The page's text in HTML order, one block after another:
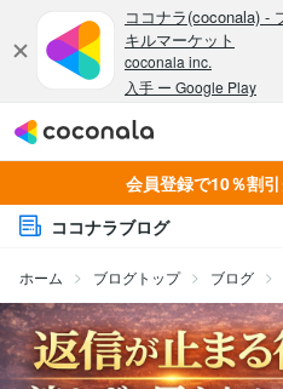
会員登録で10％割
ココナラブログ
ホーム ブログトップ ブログ